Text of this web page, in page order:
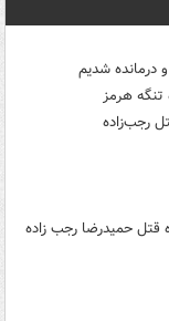
تنگه هرمز
رجب‌زاده
قتل حمیدرضا رجب زاده